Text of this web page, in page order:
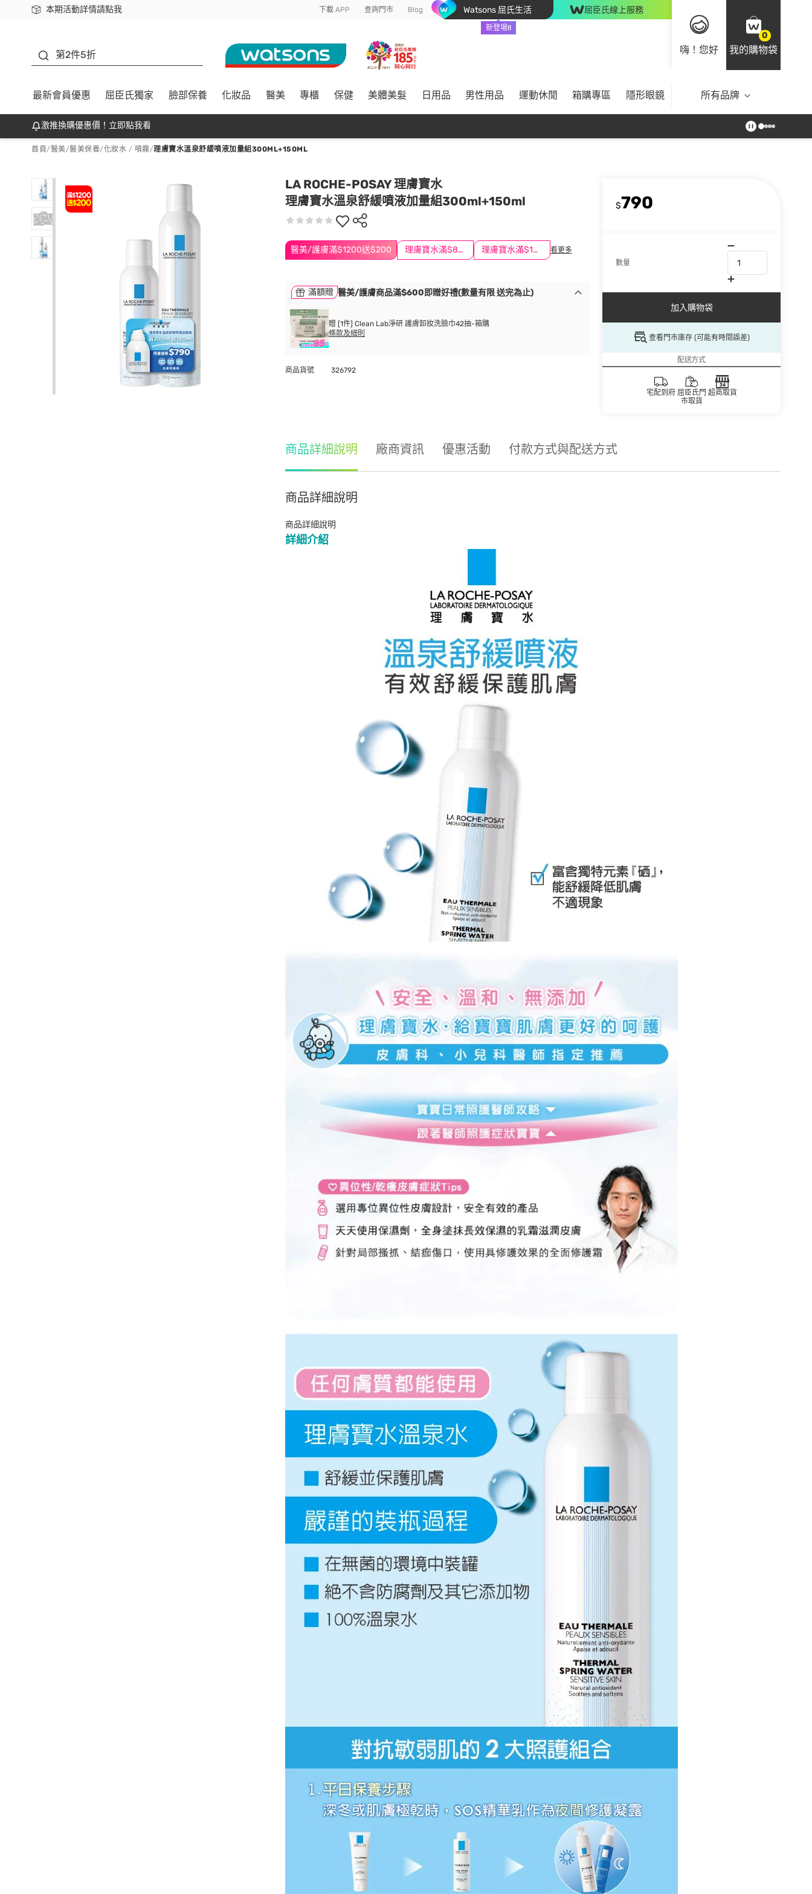
本期活動詳情請點我
下載app最高回饋$350 下載 APP 查詢門市 Blog Watsons 屈氏生活
新登場!!
屈臣氏線上服務
嗨！您好
0
我的購物袋
第2件5折
最新會員優惠 屈臣氏獨家 臉部保養 化妝品 醫美 專櫃 保健 美體美髮 日用品 男性用品 運動休閒 箱購專區 隱形眼鏡 所有品牌
激推換購優惠價！立即點我看
首頁/醫美/醫美保養/化妝水 / 噴霧/理膚寶水溫泉舒緩噴液加量組300ML+150ML
LA ROCHE-POSAY 理膚寶水
理膚寶水溫泉舒緩噴液加量組300ml+150ml
醫美/護膚滿$1200送$200 理膚寶水滿$888折$100 理膚寶水滿$1500再折$100 看更多
$790
數量
加入購物袋
查看門市庫存 (可能有時間誤差)
配送方式
宅配到府 屈臣氏門
市取貨
超商取貨
滿額贈 醫美/護膚商品滿$600即贈好禮(數量有限 送完為止)
贈 [1件] Clean Lab淨研 護膚卸妝洗臉巾42抽-箱購
條款及細則
商品貨號 326792
商品詳細說明 廠商資訊 優惠活動 付款方式與配送方式
商品詳細說明
商品詳細說明
詳細介紹